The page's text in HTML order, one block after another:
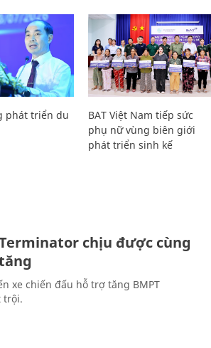
phát triển du
BAT Việt Nam tiếp sức
phụ nữ vùng biên giới
phát triển sinh kế
chịu được cùng
xe chiến đấu hỗ trợ tăng BMPT
trội.